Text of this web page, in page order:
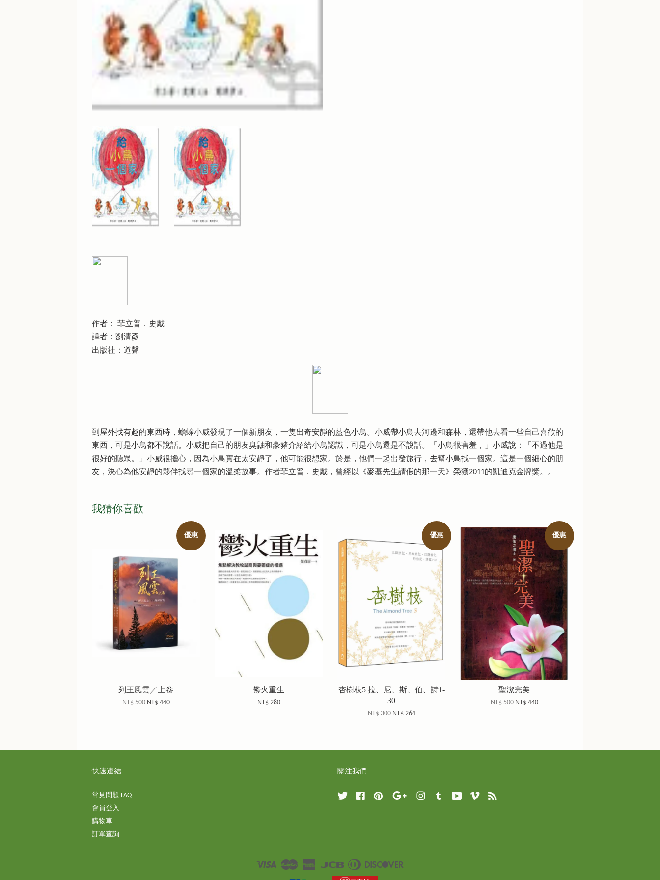
作者： 菲立普．史戴
譯者：劉清彥
出版社：道聲
到屋外找有趣的東西時，蟾蜍小威發現了一個新朋友，一隻出奇安靜的藍色小鳥。小威帶小鳥去河邊和森林，還帶他去看一些自己喜歡的
東西，可是小鳥都不說話。小威把自己的朋友臭鼬和豪豬介紹給小鳥認識，可是小鳥還是不說話。「小鳥很害羞，」小威說：「不過他是
很好的聽眾。」小威很擔心，因為小鳥實在太安靜了，他可能很想家。於是，他們一起出發旅行，去幫小鳥找一個家。這是一個細心的朋
友，決心為他安靜的夥伴找尋一個家的溫柔故事。作者菲立普．史戴，曾經以《麥基先生請假的那一天》榮獲2011的凱迪克金牌獎。。
我猜你喜歡
優惠
列王風雲／上卷
NT$ 500NT$ 440
鬱火重生
NT$ 280
優惠
杏樹枝5 拉、尼、斯、伯、詩1-
30
NT$ 300NT$ 264
優惠
聖潔完美
NT$ 500NT$ 440
快速連結
常見問題 FAQ
會員登入
購物車
訂單查詢
關注我們
Twitter FacebookPinterest Google InstagramTumblr YouTubeVimeo
Visa Master
American
JCB
Diners